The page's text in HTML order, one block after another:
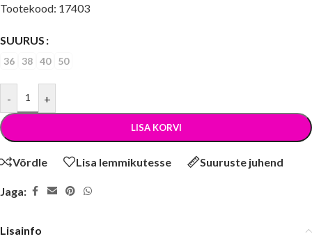
Tootekood: 17403
SUURUS
36 38 40 50
- +
LISA KORVI
Võrdle Lisa lemmikutesse Suuruste juhend
Jaga:
Lisainfo